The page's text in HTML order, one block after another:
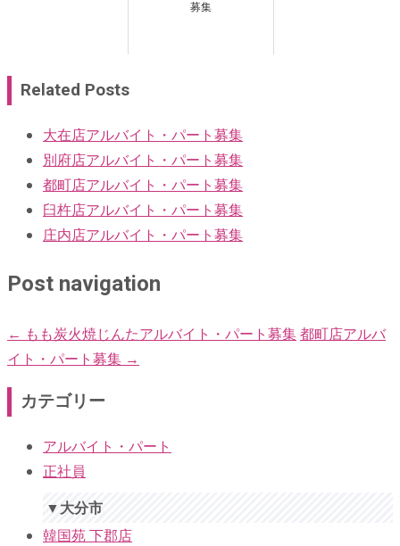
募集
Related Posts
大在店アルバイト・パート募集
別府店アルバイト・パート募集
都町店アルバイト・パート募集
臼杵店アルバイト・パート募集
庄内店アルバイト・パート募集
Post navigation
← もも炭火焼じんたアルバイト・パート募集都町店アルバ
イト・パート募集 →
カテゴリー
アルバイト・パート
正社員
▼大分市
韓国苑 下郡店